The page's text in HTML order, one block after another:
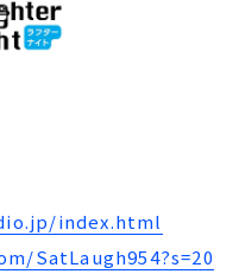
index.html
SatLaugh954?s=20